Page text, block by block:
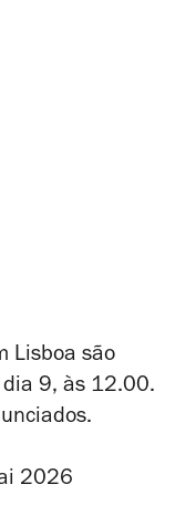
Lisboa são
dia 9, às 12.00.
2026